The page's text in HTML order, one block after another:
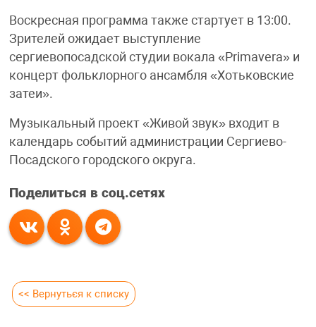
Воскресная программа также стартует в 13:00.
Зрителей ожидает выступление
сергиевопосадской студии вокала «Primavera» и
концерт фольклорного ансамбля «Хотьковские
затеи».
Музыкальный проект «Живой звук» входит в
календарь событий администрации Сергиево-
Посадского городского округа.
Поделиться в соц.сетях
<< Вернуться к списку